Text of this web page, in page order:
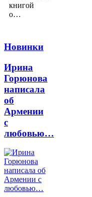
книгой
о…
Новинки
Ирина
Горюнова
написала
об
Армении
с
любовью…